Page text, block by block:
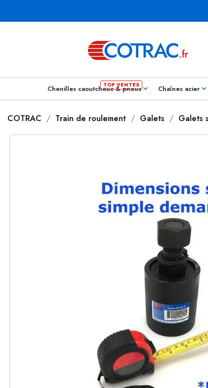
Chenilles caoutchouc & pneus Chaînes acier
COTRAC Train de roulement Galets Galets